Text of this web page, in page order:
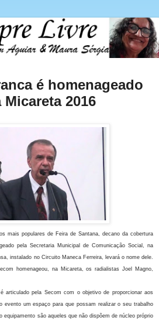
é homenageado
2016
mais populares de Feira de Santana, decano da cobertura
pela Secretaria Municipal de Comunicação Social, na
instalado no Circuito Maneca Ferreira, levará o nome dele.
homenageou, na Micareta, os radialistas Joel Magno,
pela Secom com o objetivo de proporcionar aos
evento um espaço para que possam realizar o seu trabalho
são aqueles que não dispõem de núcleo próprio